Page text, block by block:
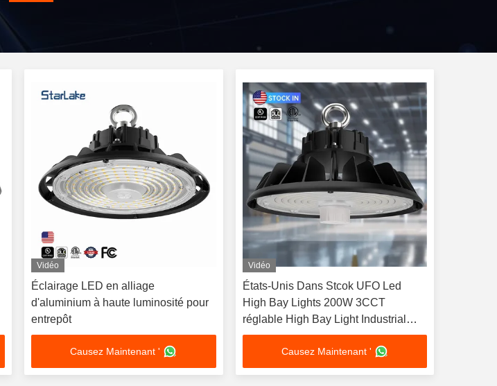
Vidéo
Éclairage LED en alliage
d'aluminium à haute luminosité pour
entrepôt
Causez Maintenant '
Vidéo
États-Unis Dans Stcok UFO Led
High Bay Lights 200W 3CCT
réglable High Bay Light Industrial
Lighting Commercial
Causez Maintenant '